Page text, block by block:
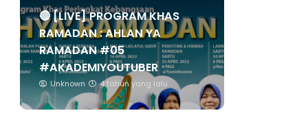
🔴 [LIVE] PROGRAM KHAS
RAMADAN : AHLAN YA
RAMADAN #05
#AKADEMIYOUTUBER
Unknown 4 tahun yang lalu